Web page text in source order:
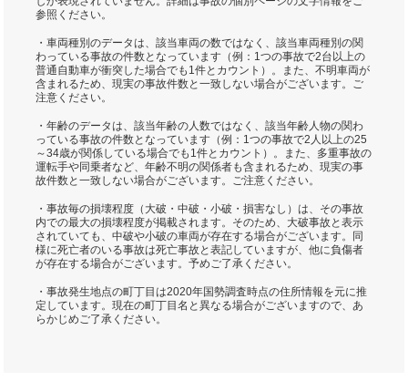
参照ください。
・車両種別のデータは、該当車両の数ではなく、該当車両種別の関
わっている事故の件数となっています（例：1つの事故で2台以上の
普通自動車が衝突した場合でも1件とカウント）。また、不明車両が
含まれるため、現実の事故件数と一致しない場合がございます。ご
注意ください。
・年齢のデータは、該当年齢の人数ではなく、該当年齢人物の関わ
っている事故の件数となっています（例：1つの事故で2人以上の25
～34歳が関係している場合でも1件とカウント）。また、多重事故の
運転手や同乗者など、年齢不明の関係者も含まれるため、現実の事
故件数と一致しない場合がございます。ご注意ください。
・事故毎の損壊程度（大破・中破・小破・損害なし）は、その事故
内での最大の損壊程度が掲載されます。そのため、大破事故と表示
されていても、中破や小破の車両が存在する場合がございます。同
様に死亡者のいる事故は死亡事故と表記していますが、他に負傷者
が存在する場合がございます。予めご了承ください。
・事故発生地点の町丁目は2020年国勢調査時点の住所情報を元に推
定しています。現在の町丁目名と異なる場合がございますので、あ
らかじめご了承ください。